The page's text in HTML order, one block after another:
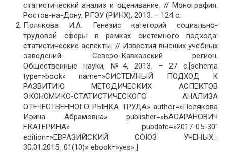
статистический анализ и оценивание. // Монография.
Ростов-на-Дону, РГЭУ (РИНХ), 2013. – 124 с.
Полякова И.А. Генезис категорий социально-
трудовой сферы в рамках системного подхода:
статистические аспекты. // Известия высших учебных
заведений. Северо-Кавказский регион.
Общественные науки, №4, 2013. – 27 с.[schema
type=»book» name=»СИСТЕМНЫЙ ПОДХОД К
РАЗВИТИЮ МЕТОДИЧЕСКИХ АСПЕКТОВ
ЭКОНОМИКО-СТАТИСТИЧЕСКОГО АНАЛИЗА
ОТЕЧЕСТВЕННОГО РЫНКА ТРУДА» author=»Полякова
Ирина Абрамовна» publisher=»БАСАРАНОВИЧ
ЕКАТЕРИНА» pubdate=»2017-05-30″
edition=»ЕВРАЗИЙСКИЙ СОЮЗ УЧЕНЫХ_
30.01.2015_01(10)» ebook=»yes» ]